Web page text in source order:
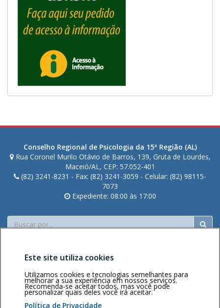
Conselho Regional de Psicologia da 15ª Região (AL)
Rua Coronel Murilo Otávio de Barros, 139, Gruta de Lourdes,
Maceió/AL, CEP: 57.052-401
(82) 3241-8231 - Fax: (82) 3241-3059 - Celular: (82) 98115-
7073
Expediente: 08:00 às 17:00
Buscar
Área restritaPolítica de
privacidadePersonalização
Este site utiliza cookies
Utilizamos cookies e tecnologias semelhantes para
melhorar a sua experiência em nossos serviços.
Recomenda-se aceitar todos, mas você pode
personalizar quais deles você irá aceitar.
Política de Privacidade